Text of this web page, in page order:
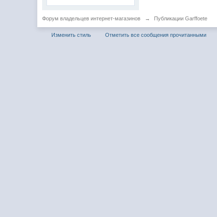
Форум владельцев интернет-магазинов → Публикации Garffoete
Изменить стиль Отметить все сообщения прочитанными